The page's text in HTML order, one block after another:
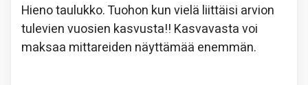
Hieno taulukko. Tuohon kun vielä liittäisi arvion
tulevien vuosien kasvusta!! Kasvavasta voi
maksaa mittareiden näyttämää enemmän.